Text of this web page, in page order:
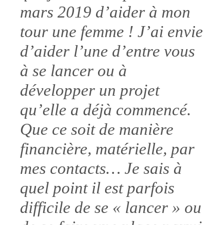
mars 2019 d’aider à mon
tour une femme ! J’ai envie
d’aider l’une d’entre vous
à se lancer ou à
développer un projet
qu’elle a déjà commencé.
Que ce soit de manière
financière, matérielle, par
mes contacts… Je sais à
quel point il est parfois
difficile de se « lancer » ou